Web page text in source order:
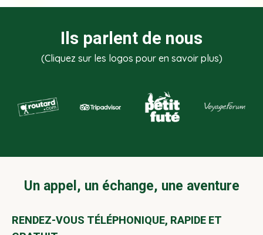
Ils parlent de nous
(Cliquez sur les logos pour en savoir plus)
Un appel, un échange, une aventure
RENDEZ-VOUS TÉLÉPHONIQUE, RAPIDE ET